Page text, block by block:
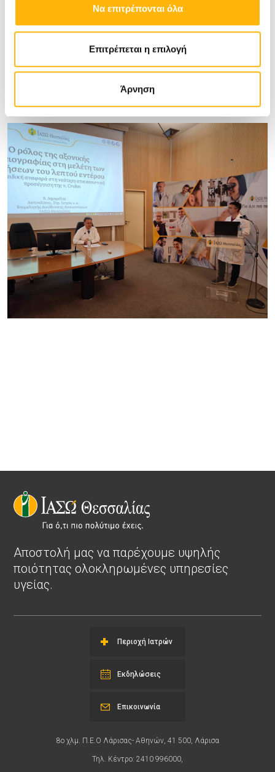
Να επιτρέπονται όλα
Επιτρέπεται η επιλογή
Άρνηση
Αποστολή μας να παρέχουμε υψηλής
ποιότητας ολοκληρωμένες υπηρεσίες
υγείας.
Περιοχή Ιατρών
Εκδηλώσεις
8ο χλμ. Π.Ε.Ο Λάρισας- Αθηνών, 41 500, Λάρισα
Τηλ. Κέντρο: 2410 996000,
Επικοινωνία